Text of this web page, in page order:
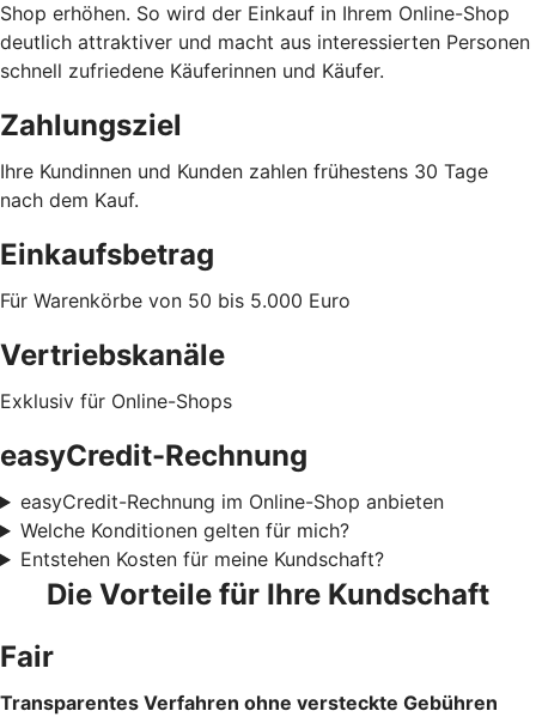
Shop erhöhen. So wird der Einkauf in Ihrem Online-Shop
deutlich attraktiver und macht aus interessierten Personen
schnell zufriedene Käuferinnen und Käufer.
Zahlungsziel
Ihre Kundinnen und Kunden zahlen frühestens 30 Tage
nach dem Kauf.
Einkaufsbetrag
Für Warenkörbe von 50 bis 5.000 Euro
Vertriebskanäle
Exklusiv für Online-Shops
easyCredit-Rechnung
easyCredit-Rechnung im Online-Shop anbieten
Welche Konditionen gelten für mich?
Entstehen Kosten für meine Kundschaft?
Die Vorteile für Ihre Kundschaft
Fair
Transparentes Verfahren ohne versteckte Gebühren